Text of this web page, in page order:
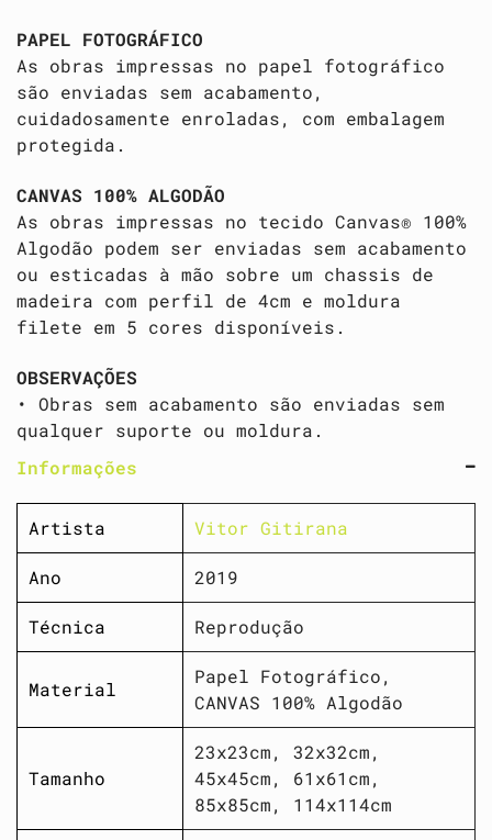
PAPEL FOTOGRÁFICO
As obras impressas no papel fotográfico
são enviadas sem acabamento,
cuidadosamente enroladas, com embalagem
protegida.
CANVAS 100% ALGODÃO
As obras impressas no tecido Canvas® 100%
Algodão podem ser enviadas sem acabamento
ou esticadas à mão sobre um chassis de
madeira com perfil de 4cm e moldura
filete em 5 cores disponíveis.
OBSERVAÇÕES
• Obras sem acabamento são enviadas sem
qualquer suporte ou moldura.
Informações
Artista Vitor Gitirana
Ano 2019
Técnica Reprodução
Material
Papel Fotográfico,
CANVAS 100% Algodão
Tamanho
23x23cm, 32x32cm,
45x45cm, 61x61cm,
85x85cm, 114x114cm